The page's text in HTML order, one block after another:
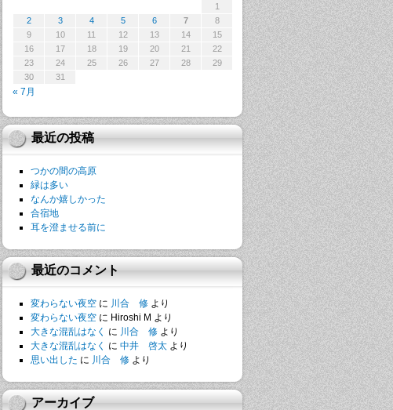
« 7月
1
2
3 4 5 6 7
8
9
10 11 12 13 14
15
16
17 18 19 20 21
22
23
24 25 26 27 28
29
30
31
最近の投稿
つかの間の高原
緑は多い
なんか嬉しかった
合宿地
耳を澄ませる前に
最近のコメント
変わらない夜空に 川合 修より
変わらない夜空に Hiroshi M より
大きな混乱はなく に 川合 修より
大きな混乱はなく に 中井 啓太より
思い出した に 川合 修より
アーカイブ